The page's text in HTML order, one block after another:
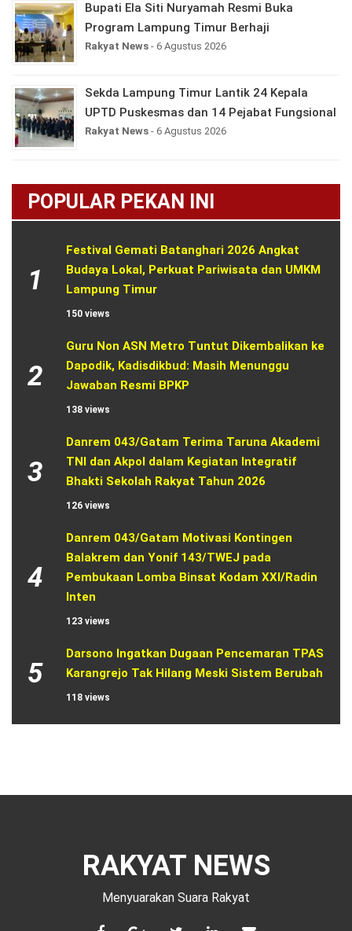
Bupati Ela Siti Nuryamah Resmi Buka
Program Lampung Timur Berhaji
Rakyat News - 6 Agustus 2026
Sekda Lampung Timur Lantik 24 Kepala
UPTD Puskesmas dan 14 Pejabat Fungsional
Rakyat News - 6 Agustus 2026
POPULAR PEKAN INI
1
Festival Gemati Batanghari 2026 Angkat
Budaya Lokal, Perkuat Pariwisata dan UMKM
Lampung Timur
150 views
2
Guru Non ASN Metro Tuntut Dikembalikan ke
Dapodik, Kadisdikbud: Masih Menunggu
Jawaban Resmi BPKP
138 views
3
Danrem 043/Gatam Terima Taruna Akademi
TNI dan Akpol dalam Kegiatan Integratif
Bhakti Sekolah Rakyat Tahun 2026
126 views
4
Danrem 043/Gatam Motivasi Kontingen
Balakrem dan Yonif 143/TWEJ pada
Pembukaan Lomba Binsat Kodam XXI/Radin
Inten
123 views
5
Darsono Ingatkan Dugaan Pencemaran TPAS
Karangrejo Tak Hilang Meski Sistem Berubah
118 views
RAKYAT NEWS
Menyuarakan Suara Rakyat